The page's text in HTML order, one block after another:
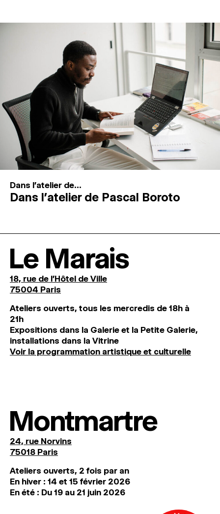
Dans l'atelier de...
Dans l’atelier de Pascal Boroto
Le Marais
18, rue de l'Hôtel de Ville
75004 Paris
Ateliers ouverts, tous les mercredis de 18h à
21h
Expositions dans la Galerie et la Petite Galerie,
installations dans la Vitrine
Voir la programmation artistique et culturelle
Montmartre
24, rue Norvins
75018 Paris
Ateliers ouverts, 2 fois par an
En hiver : 14 et 15 février 2026
En été : Du 19 au 21 juin 2026